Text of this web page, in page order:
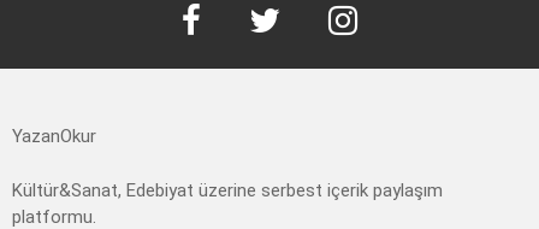
YazanOkur
Kültür&Sanat, Edebiyat üzerine serbest içerik paylaşım
platformu.